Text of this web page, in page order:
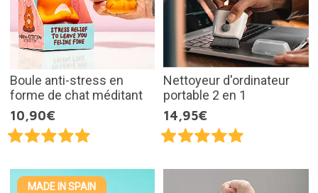
Boule anti-stress en
forme de chat méditant
10,90€
Nettoyeur d'ordinateur
portable 2 en 1
14,95€
MADE IN SPAIN